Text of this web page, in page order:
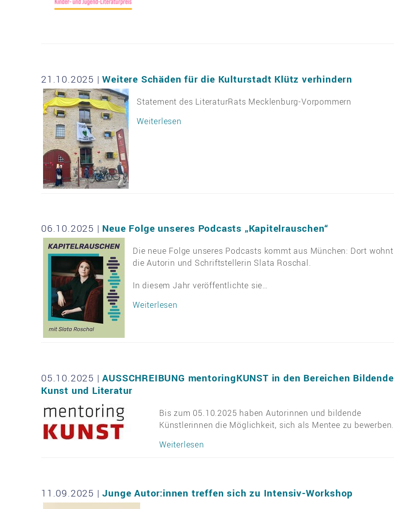
21.10.2025 |Weitere Schäden für die Kulturstadt Klütz verhindern
Statement des LiteraturRats Mecklenburg-Vorpommern
Weiterlesen
06.10.2025 | Neue Folge unseres Podcasts „Kapitelrauschen“
Die neue Folge unseres Podcasts kommt aus München: Dort wohnt
die Autorin und Schriftstellerin Slata Roschal.
In diesem Jahr veröffentlichte sie…
Weiterlesen
05.10.2025 |AUSSCHREIBUNG mentoringKUNST in den Bereichen Bildende
Kunst und Literatur
Bis zum 05.10.2025 haben Autorinnen und bildende
Künstlerinnen die Möglichkeit, sich als Mentee zu bewerben.
Weiterlesen
11.09.2025 |Junge Autor:innen treffen sich zu Intensiv-Workshop